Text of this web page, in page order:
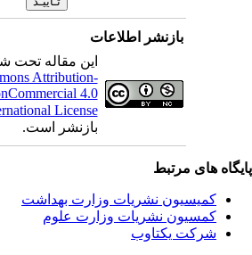
بازنشر اطلاعات
این مقاله تحت
Attribution-
4.0
License
بازنشر است.
های مرتبط
کمیسیون نشریات وزارت بهداشت
کمسیون نشریات وزارت علوم
شرکت یکتاوب